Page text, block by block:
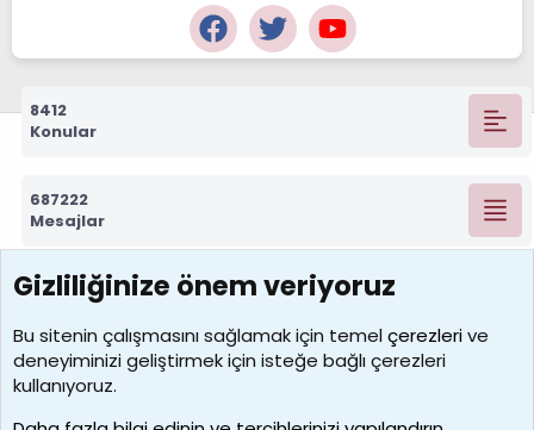
8412
Konular
687222
Mesajlar
7388
Kullanıcılar
borabekirogluu
Son üye
Gizliliğinize önem veriyoruz
Bu sitenin çalışmasını sağlamak için temelçerezlerive
deneyiminizi geliştirmek için isteğe bağlı çerezleri
kullanıyoruz.